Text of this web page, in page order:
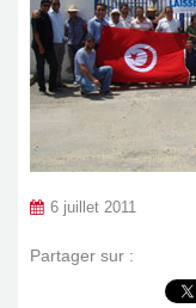
6 juillet 2011
Partager sur :